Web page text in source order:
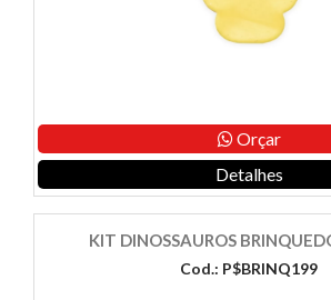
Orçar
Detalhes
KIT DINOSSAUROS
Cod.: P$BRINQ199